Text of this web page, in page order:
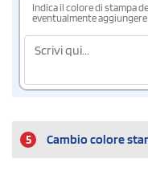
Indica il colore di stampa
eventualmente aggiungere
5 Cambio colore